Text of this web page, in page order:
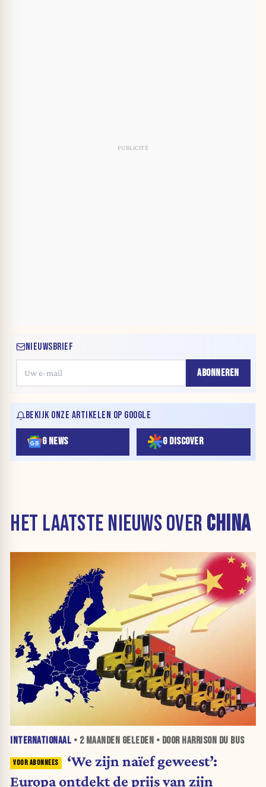
NIEUWSBRIEF
ABONNEREN
BEKIJK ONZE ARTIKELEN OP GOOGLE
G NEWS G DISCOVER
HET LAATSTE NIEUWS OVER CHINA
INTERNATIONAAL • 2 MAANDEN GELEDEN • DOOR HARRISON DU BUS
‘We zijn naïef geweest’:
Europa ontdekt de prijs van zijn